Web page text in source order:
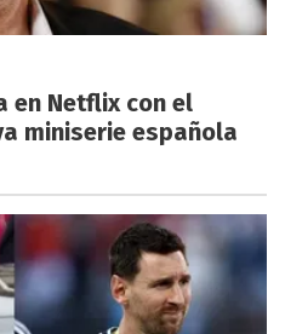
en Netflix con el
miniserie española